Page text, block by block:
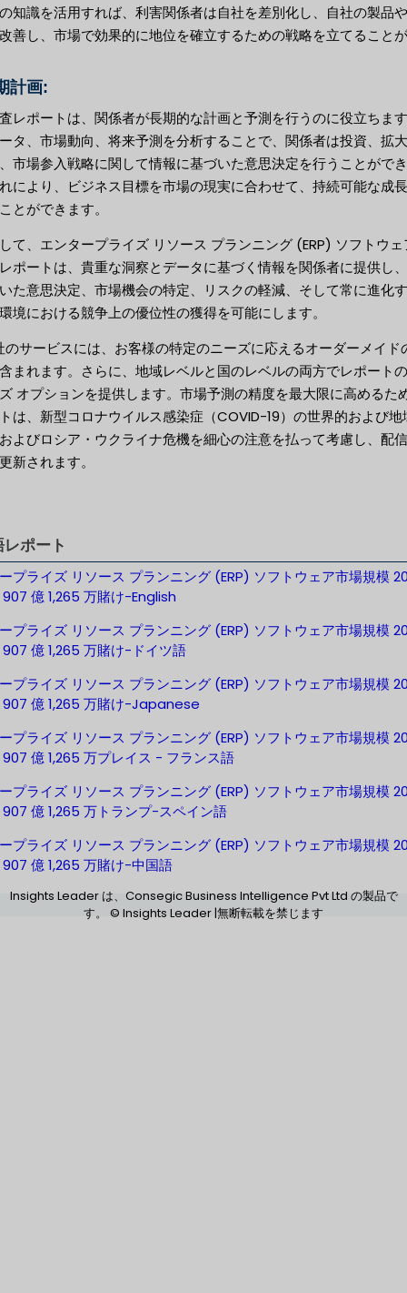
知識を活用すれば、利害関係者は自社を差別化し、自社の製品
善し、市場で効果的に地位を確立するための戦略を立てること
計画:
レポートは、関係者が長期的な計画と予測を行うのに役立ちま
タ、市場動向、将来予測を分析することで、関係者は投資、拡
市場参入戦略に関して情報に基づいた意思決定を行うことがで
により、ビジネス目標を市場の現実に合わせて、持続可能な成
とができます。
て、エンタープライズ リソース プランニング (ERP) ソフトウ
ポートは、貴重な洞察とデータに基づく情報を関係者に提供し
た意思決定、市場機会の特定、リスクの軽減、そして常に進化
境における競争上の優位性の獲得を可能にします。
のサービスには、お客様の特定のニーズに応えるオーダーメイド
まれます。さらに、地域レベルと国のレベルの両方でレポート
オプションを提供します。市場予測の精度を最大限に高めるた
は、新型コロナウイルス感染症（COVID-19）の世界的および地
よびロシア・ウクライナ危機を細心の注意を払って考慮し、配
新されます。
ポート
プライズ リソース プランニング (ERP) ソフトウェア市場規模
億 1,265 万賭け-English
プライズ リソース プランニング (ERP) ソフトウェア市場規模
億 1,265 万賭け-ドイツ語
プライズ リソース プランニング (ERP) ソフトウェア市場規模
907 億 1,265 万賭け-Japanese
プライズ リソース プランニング (ERP) ソフトウェア市場規模
億 1,265 万プレイス - フランス語
プライズ リソース プランニング (ERP) ソフトウェア市場規模
億 1,265 万トランプ-スペイン語
プライズ リソース プランニング (ERP) ソフトウェア市場規模
億 1,265 万賭け-中国語
Insights Leader は、Consegic Business Intelligence Pvt Ltd の製品で
す。 © Insights Leader |無断転載を禁じます